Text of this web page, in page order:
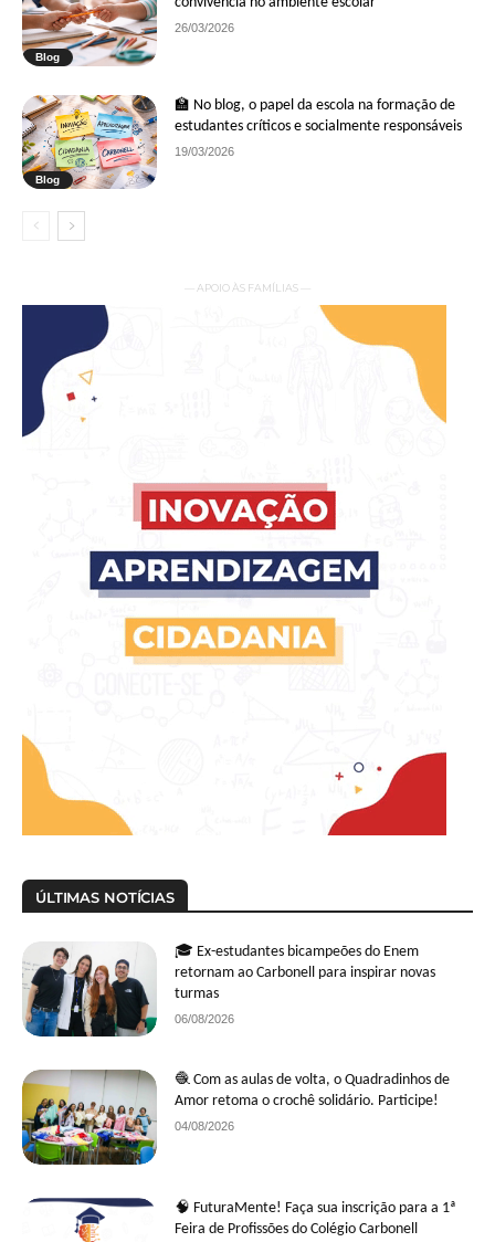
Blog
26/03/2026
Blog
🏫 No blog, o papel da escola na formação de
estudantes críticos e socialmente responsáveis
19/03/2026
— APOIO ÀS FAMÍLIAS —
ÚLTIMAS NOTÍCIAS
🎓 Ex-estudantes bicampeões do Enem
retornam ao Carbonell para inspirar novas
turmas
06/08/2026
🧶 Com as aulas de volta, o Quadradinhos de
Amor retoma o crochê solidário. Participe!
04/08/2026
🧠 FuturaMente! Faça sua inscrição para a 1ª
Feira de Profissões do Colégio Carbonell